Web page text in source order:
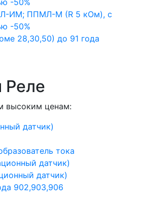
ИМ; ППМЛ-М (R 5 кОм), с
-50%
28,30,50) до 91 года
Реле
высоким ценам:
датчик)
тока
датчик)
датчик)
902,903,906